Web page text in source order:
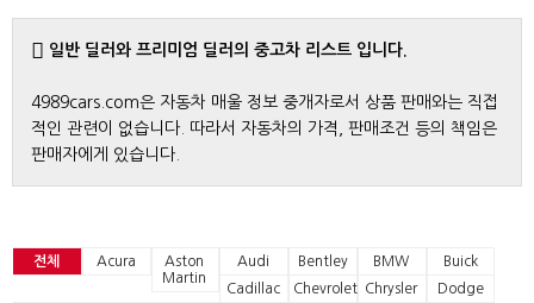
일반 딜러와 프리미엄 딜러의 중고차 리스트 입니다.
4989cars.com은 자동차 매울 정보 중개자로서 상품 판매와는 직접
적인 관련이 없습니다. 따라서 자동차의 가격, 판매조건 등의 책임은
판매자에게 있습니다.
전체 Acura
Aston
Martin
Audi Bentley BMW
Buick
Cadillac
Chevrolet Chrysler
Dodge